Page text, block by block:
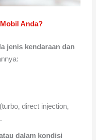
Anda?
jenis kendaraan dan
(turbo, direct injection,
dalam kondisi